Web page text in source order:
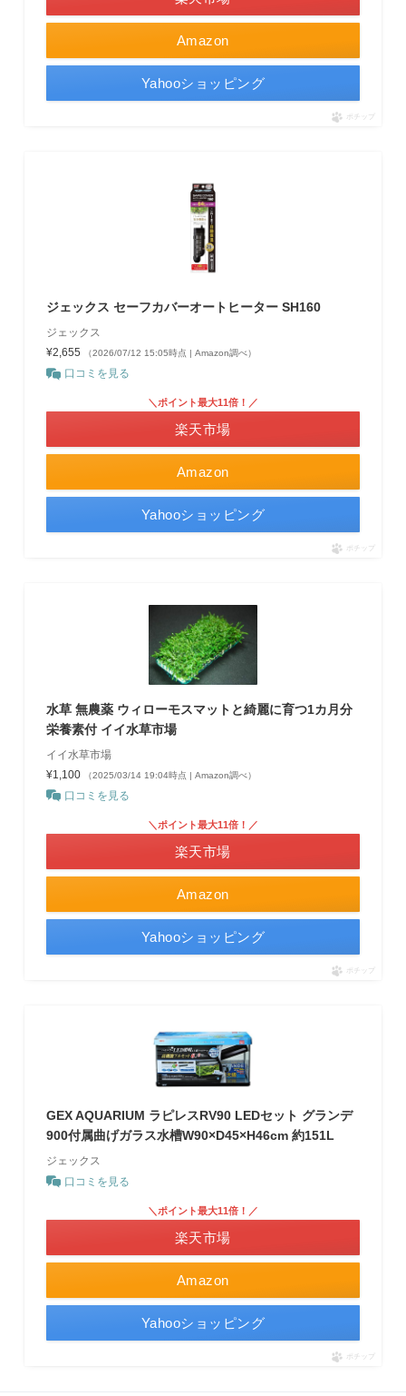
Amazon
Yahooショッピング
ポチップ
ジェックス セーフカバーオートヒーター SH160
ジェックス
¥2,655
（2026/07/12 15:05時点 | Amazon調べ）
口コミを見る
Amazon
＼ポイント最大11倍！／
楽天市場
Yahooショッピング
ポチップ
水草 無農薬 ウィローモスマットと綺麗に育つ1カ月分
栄養素付 イイ水草市場
イイ水草市場
¥1,100
（2025/03/14 19:04時点 | Amazon調べ）
口コミを見る
Amazon
＼ポイント最大11倍！／
楽天市場
Yahooショッピング
ポチップ
GEX AQUARIUM ラピレスRV90 LEDセット グランデ
900付属曲げガラス水槽W90×D45×H46cm 約151L
ジェックス
口コミを見る
Amazon
＼ポイント最大11倍！／
楽天市場
Yahooショッピング
ポチップ